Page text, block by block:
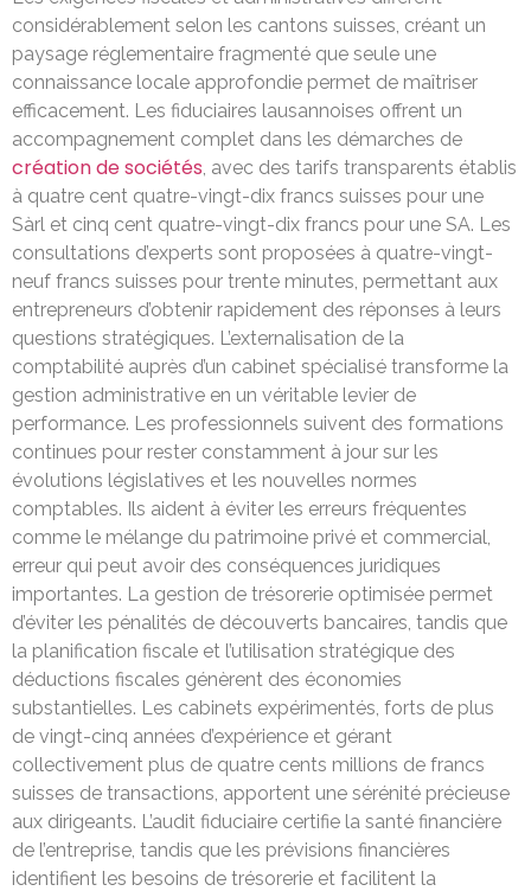
considérablement selon les cantons suisses, créant un
paysage réglementaire fragmenté que seule une
connaissance locale approfondie permet de maîtriser
efficacement. Les fiduciaires lausannoises offrent un
accompagnement complet dans les démarches de
création de sociétés , avec des tarifs transparents établis
à quatre cent quatre-vingt-dix francs suisses pour une
Sàrl et cinq cent quatre-vingt-dix francs pour une SA. Les
consultations d’experts sont proposées à quatre-vingt-
neuf francs suisses pour trente minutes, permettant aux
entrepreneurs d’obtenir rapidement des réponses à leurs
questions stratégiques. L’externalisation de la
comptabilité auprès d’un cabinet spécialisé transforme la
gestion administrative en un véritable levier de
performance. Les professionnels suivent des formations
continues pour rester constamment à jour sur les
évolutions législatives et les nouvelles normes
comptables. Ils aident à éviter les erreurs fréquentes
comme le mélange du patrimoine privé et commercial,
erreur qui peut avoir des conséquences juridiques
importantes. La gestion de trésorerie optimisée permet
d’éviter les pénalités de découverts bancaires, tandis que
la planification fiscale et l’utilisation stratégique des
déductions fiscales génèrent des économies
substantielles. Les cabinets expérimentés, forts de plus
de vingt-cinq années d’expérience et gérant
collectivement plus de quatre cents millions de francs
suisses de transactions, apportent une sérénité précieuse
aux dirigeants. L’audit fiduciaire certifie la santé financière
de l’entreprise, tandis que les prévisions financières
identifient les besoins de trésorerie et facilitent la